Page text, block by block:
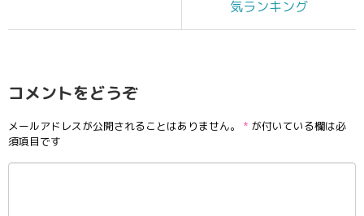
気ランキング
コメントをどうぞ
メールアドレスが公開されることはありません。 * が付いている欄は必
須項目です